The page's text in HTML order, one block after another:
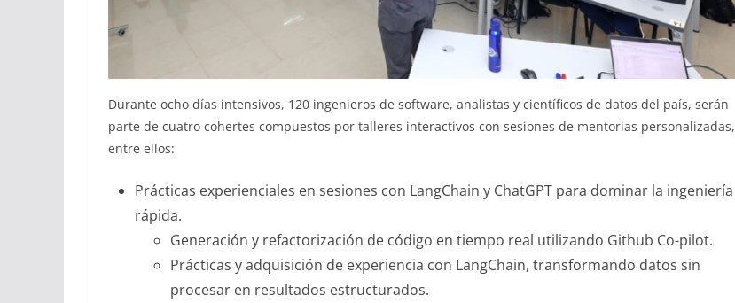
Durante ocho días intensivos, 120 ingenieros de software, analistas y científicos de datos del país, serán
parte de cuatro cohertes compuestos por talleres interactivos con sesiones de mentorias personalizadas,
entre ellos:
Prácticas experienciales en sesiones con LangChain y ChatGPT para dominar la ingeniería
rápida.
Generación y refactorización de código en tiempo real utilizando Github Co-pilot.
Prácticas y adquisición de experiencia con LangChain, transformando datos sin
procesar en resultados estructurados.